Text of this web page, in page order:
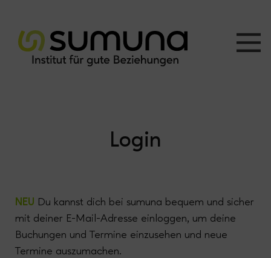
Login
NEU Du kannst dich bei sumuna bequem und sicher
mit deiner E-Mail-Adresse einloggen, um deine
Buchungen und Termine einzusehen und neue
Termine auszumachen.